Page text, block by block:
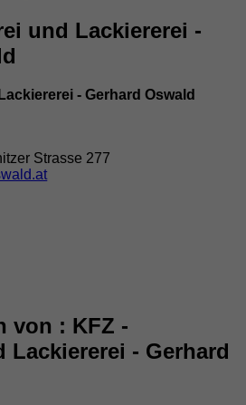
und Lackiererei -
- Gerhard Oswald
Strasse 277
von : KFZ -
Lackiererei - Gerhard